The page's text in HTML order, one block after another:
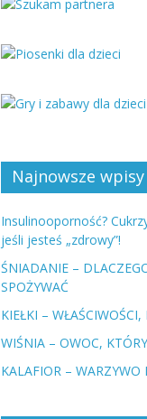
Najnowsze wpisy
Insulinooporność?
jeśli jesteś „zdrowy”!
ŚNIADANIE –
SPOŻYWAĆ
KIEŁKI –
WIŚNIA – OWOC,
KALAFIOR – WARZYWO